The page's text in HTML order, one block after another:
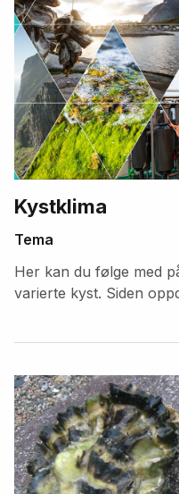
Kystklima
Tema
Her kan du følge med
varierte kyst. Siden